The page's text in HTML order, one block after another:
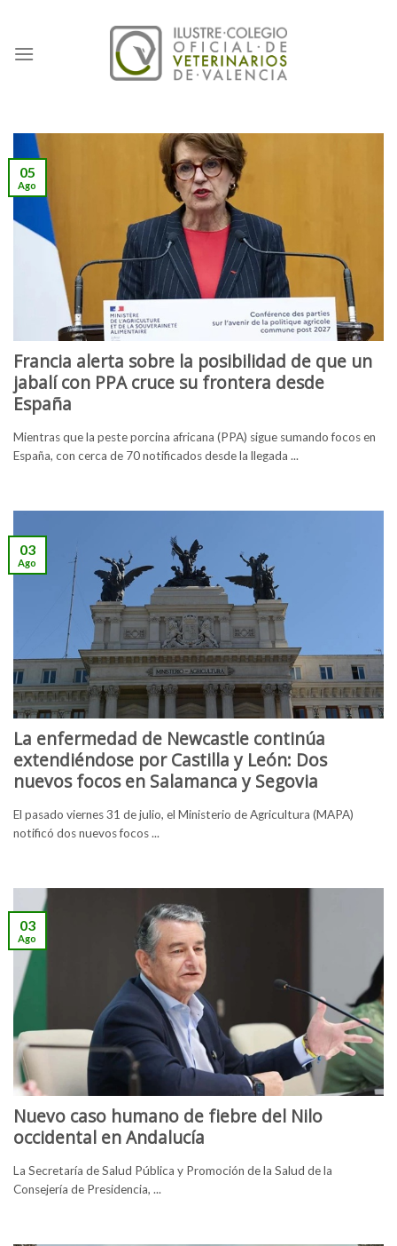
content
Francia alerta sobre la posibilidad de que un
jabalí con PPA cruce su frontera desde
España
Mientras que la peste porcina africana (PPA) sigue sumando focos en
España, con cerca de 70 notificados desde la llegada ...
05
Ago
La enfermedad de Newcastle continúa
extendiéndose por Castilla y León: Dos
nuevos focos en Salamanca y Segovia
El pasado viernes 31 de julio, el Ministerio de Agricultura (MAPA)
notificó dos nuevos focos ...
03
Ago
Nuevo caso humano de fiebre del Nilo
occidental en Andalucía
La Secretaría de Salud Pública y Promoción de la Salud de la
Consejería de Presidencia, ...
03
Ago